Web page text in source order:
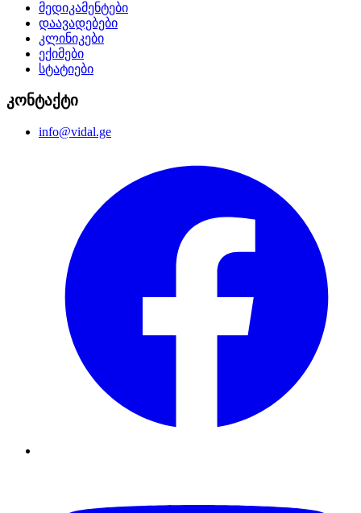
მედიკამენტები
დაავადებები
კლინიკები
ექიმები
სტატიები
კონტაქტი
info@vidal.ge